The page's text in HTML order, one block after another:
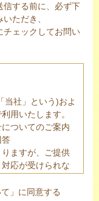
信する前に、必ず下
ただき、
チェックしてお問い
当社」という)およ
用いたします。
ついてのご案内
答
ますが、ご提供
応が受けられな
基づく場合を除
」に同意する